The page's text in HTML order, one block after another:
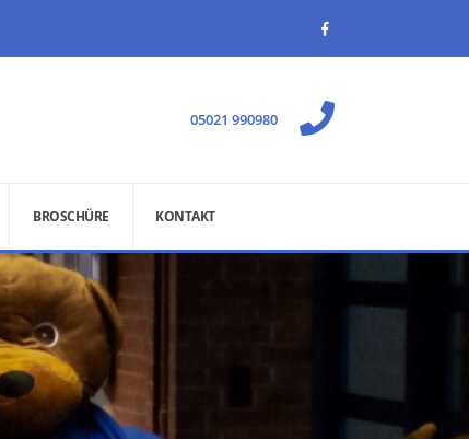
05021 990980
BROSCHÜRE KONTAKT